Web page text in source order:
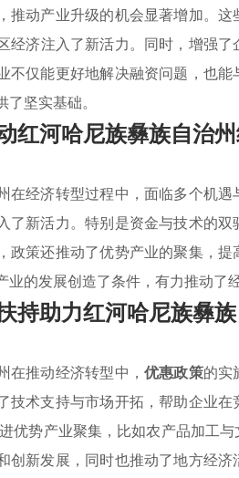
推动产业升级的机会显著增加。
经济注入了新活力。同时，增强
不仅能更好地解决融资问题，也
坚实基础。
红河哈尼族彝族自治
在经济转型过程中，面临多个机
了新活力。特别是资金与技术的
政策还推动了优势产业的聚集，
业的发展创造了条件，有力推动了
持助力红河哈尼族彝
在推动经济转型中， 优惠政策的实
技术支持与市场开拓，帮助企业
进优势产业聚集，比如农产品加工
创新发展，同时也推动了地方经